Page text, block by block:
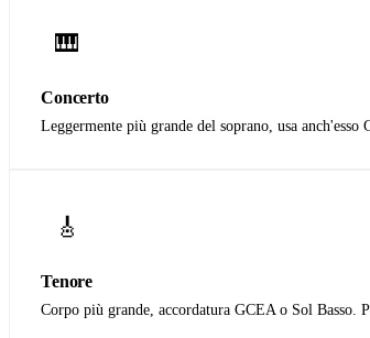
🎹
Concerto
Leggermente più grande del soprano, usa
🎸
Tenore
Corpo più grande, accordatura GCEA o Sol